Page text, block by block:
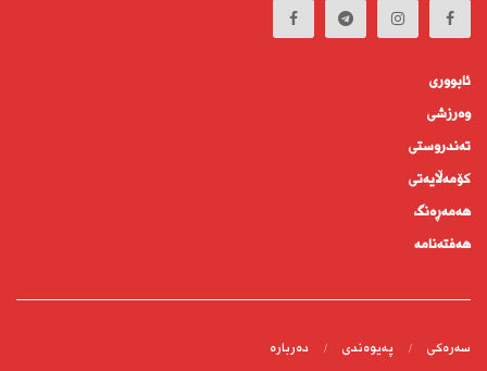
ئابوورى
وەرزشی
تەندروستى
كۆمه‌ڵايه‌تى
هەمەڕەنگ
هەفتەنامە
سەرەکی پەیوەندى دەربارە